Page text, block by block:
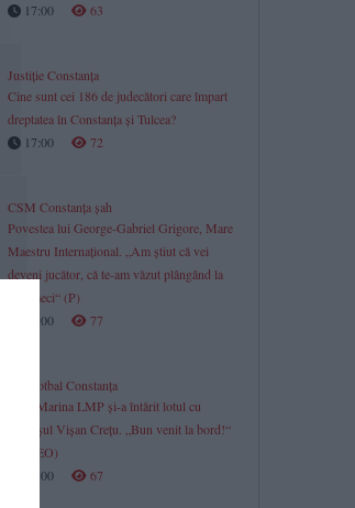
17:00
63
Justiție Constanța
Cine sunt cei 186 de judecători care împart
dreptatea în Constanța și Tulcea?
17:00
72
CSM Constanța șah
Povestea lui George-Gabriel Grigore, Mare
Maestru Internațional. „Am știut că vei
deveni jucător, că te-am văzut plângând la
acel meci“ (P)
17:00
77
Minifotbal Constanța
ACS Marina LMP și-a întărit lotul cu
fundașul Vișan Crețu. „Bun venit la bord!“
(VIDEO)
17:00
67